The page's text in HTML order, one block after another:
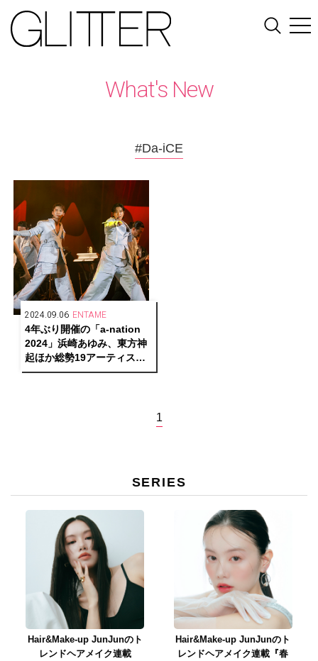
What's New
#Da-iCE
2024.09.06 ENTAME
4年ぶり開催の「a-nation
2024」浜崎あゆみ、東方神
起ほか総勢19アーティスト
の 競演と多彩なサプライズ
1
SERIES
Hair&Make-up JunJunのト
レンドヘアメイク連載
Hair&Make-up JunJunのト
レンドヘアメイク連載『春